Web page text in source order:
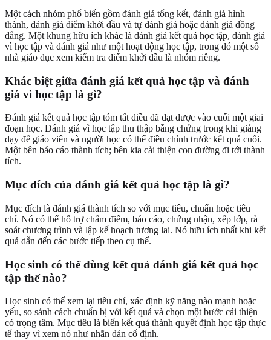
Một cách nhóm phổ biến gồm đánh giá tổng kết, đánh giá hình
thành, đánh giá điểm khởi đầu và tự đánh giá hoặc đánh giá đồng
đẳng. Một khung hữu ích khác là đánh giá kết quả học tập, đánh giá
vì học tập và đánh giá như một hoạt động học tập, trong đó một số
nhà giáo dục xem kiểm tra điểm khởi đầu là nhóm riêng.
Khác biệt giữa đánh giá kết quả học tập và đánh
giá vì học tập là gì?
Đánh giá kết quả học tập tóm tắt điều đã đạt được vào cuối một giai
đoạn học. Đánh giá vì học tập thu thập bằng chứng trong khi giảng
dạy để giáo viên và người học có thể điều chỉnh trước kết quả cuối.
Một bên báo cáo thành tích; bên kia cải thiện con đường đi tới thành
tích.
Mục đích của đánh giá kết quả học tập là gì?
Mục đích là đánh giá thành tích so với mục tiêu, chuẩn hoặc tiêu
chí. Nó có thể hỗ trợ chấm điểm, báo cáo, chứng nhận, xếp lớp, rà
soát chương trình và lập kế hoạch tương lai. Nó hữu ích nhất khi kết
quả dẫn đến các bước tiếp theo cụ thể.
Học sinh có thể dùng kết quả đánh giá kết quả học
tập thế nào?
Học sinh có thể xem lại tiêu chí, xác định kỹ năng nào mạnh hoặc
yếu, so sánh cách chuẩn bị với kết quả và chọn một bước cải thiện
có trọng tâm. Mục tiêu là biến kết quả thành quyết định học tập thực
tế thay vì xem nó như nhãn dán cố định.